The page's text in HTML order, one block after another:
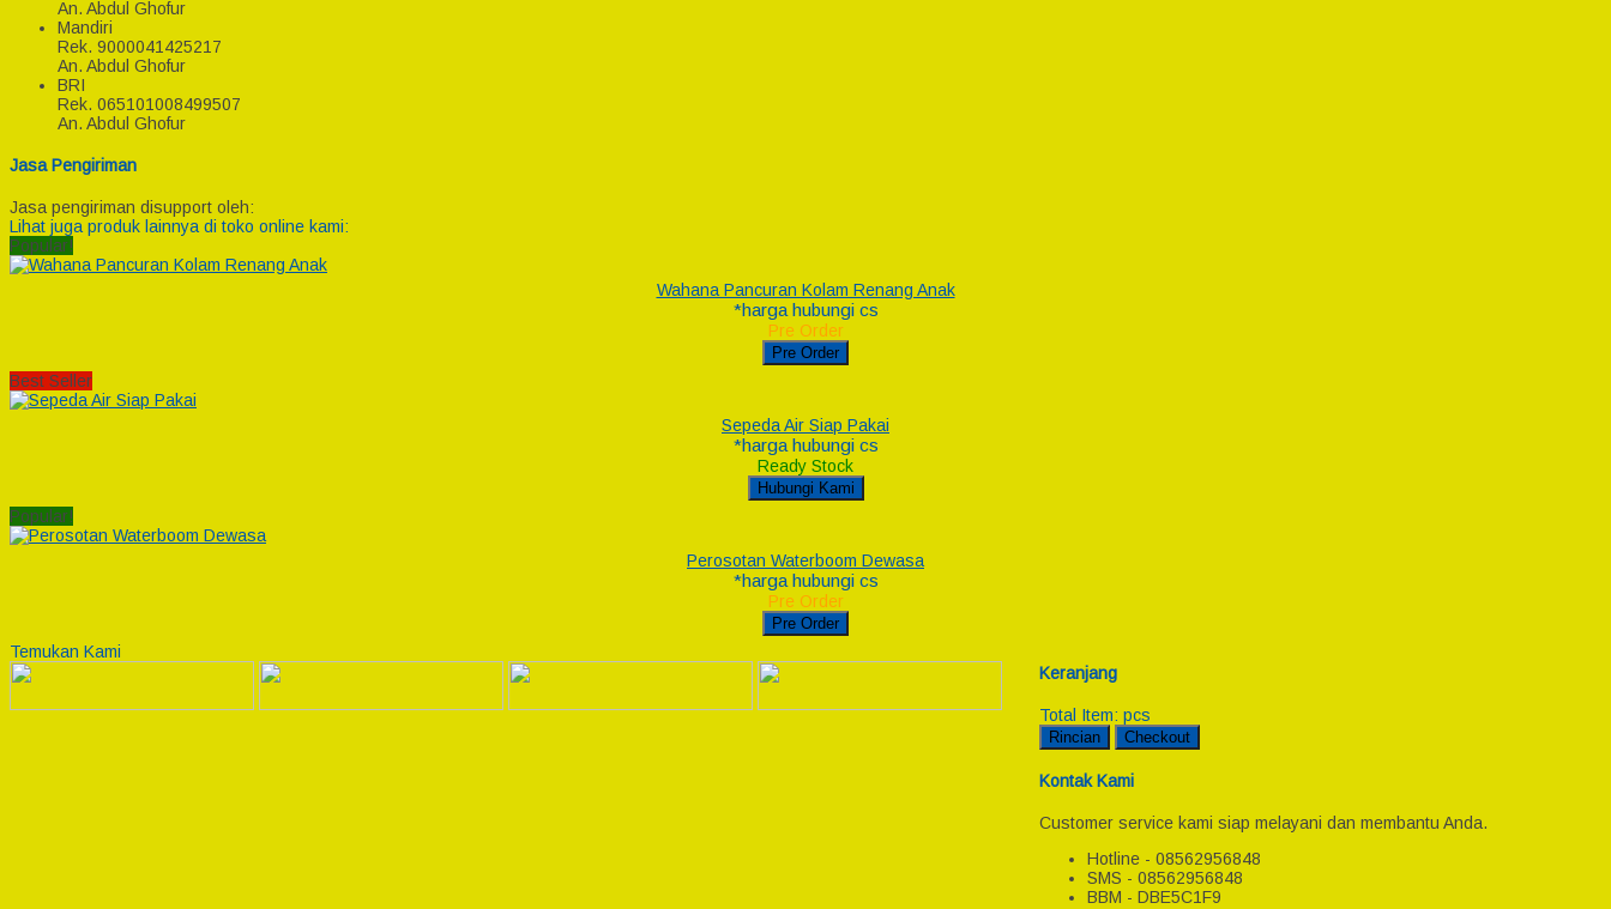
An. Abdul Ghofur
Mandiri
Rek. 9000041425217
An. Abdul Ghofur
BRI
Rek. 065101008499507
An. Abdul Ghofur
Jasa Pengiriman
Jasa pengiriman disupport oleh:
Lihat juga produk lainnya di toko online kami:
Popular!
Wahana Pancuran Kolam Renang Anak
*harga hubungi cs
Pre Order
Pre Order
Best Seller
Sepeda Air Siap Pakai
*harga hubungi cs
Ready Stock
Hubungi Kami
Popular!
Perosotan Waterboom Dewasa
*harga hubungi cs
Pre Order
Pre Order
Keranjang
Total Item: pcs
Rincian Checkout
Kontak Kami
Customer service kami siap melayani dan membantu Anda.
Hotline - 08562956848
SMS - 08562956848
BBM - DBE5C1F9
Temukan Kami